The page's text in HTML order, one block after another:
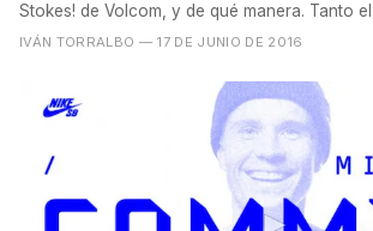
Stokes! de Volcom, y de qué manera. Tanto el
IVÁN TORRALBO — 17 DE JUNIO DE 2016